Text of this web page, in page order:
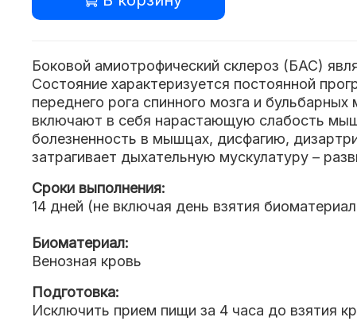
Боковой амиотрофический склероз (БАС)
Состояние характеризуется постоянной
переднего рога спинного мозга и
включают в себя нарастающую слабость
болезненность в мышцах, дисфагию,
затрагивает дыхательную мускулатуру –
Сроки выполнения:
14 дней (не включая день взятия
Биоматериал:
Венозная кровь
Подготовка:
Исключить прием пищи за 4 часа до взятия